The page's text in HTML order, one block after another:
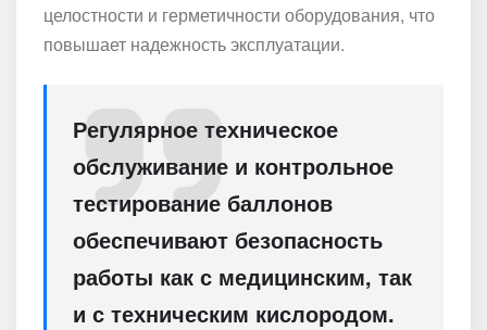
целостности и герметичности оборудования, что
повышает надежность эксплуатации.
Регулярное техническое
обслуживание и контрольное
тестирование баллонов
обеспечивают безопасность
работы как с медицинским, так
и с техническим кислородом.